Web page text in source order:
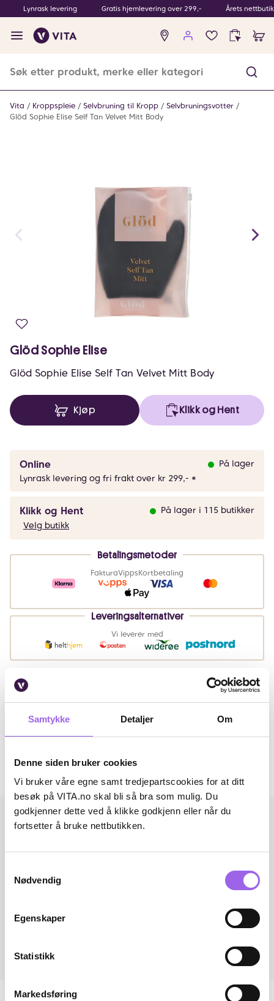
Samtykke Detaljer Om
Denne siden bruker cookies
Vi bruker våre egne samt tredjepartscookies for at ditt
besøk på VITA.no skal bli så bra som mulig. Du
godkjenner dette ved å klikke godkjenn eller når du
fortsetter å bruke nettbutikken.
Nødvendig
Egenskaper
Statistikk
Markedsføring
Lynrask levering Gratis hjemlevering over 299,- Årets
Ingen
produkter
Vita Kroppspleie Selvbruning til Kropp
Selvbruningsvotter
Glöd Sophie Elise Self Tan Velvet Mitt Body
Glöd Sophie Elise
Glöd Sophie Elise Self Tan Velvet Mitt Body
Kjøp Klikk og Hent
Online
På lager
Lynrask levering og fri frakt over kr 299,- *
Klikk og Hent
På lager i 115 butikker
Velg butikk
Betalingsmetoder
FakturaVippsKortbetaling
Leveringsalternativer
Vi leverer med
Artikkelnummer: 250106032
Andre har også kjøpt..